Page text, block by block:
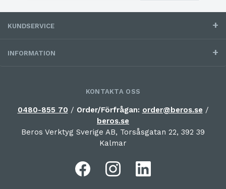
KUNDSERVICE
INFORMATION
KONTAKTA OSS
0480-855 70 / Order/Förfrågan: order@beros.se /
beros.se
Beros Verktyg Sverige AB, Torsåsgatan 22, 392 39
Kalmar